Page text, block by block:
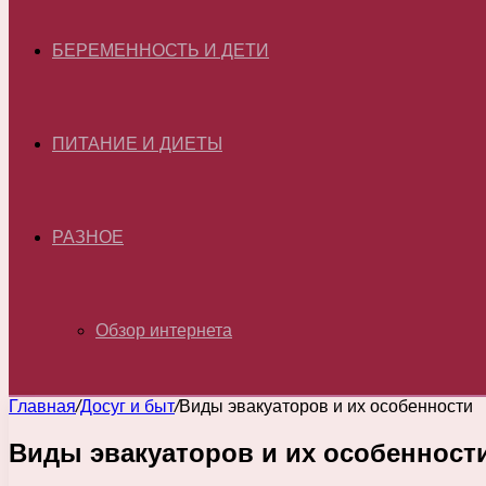
БЕРЕМЕННОСТЬ И ДЕТИ
ПИТАНИЕ И ДИЕТЫ
РАЗНОЕ
Обзор интернета
Главная/Досуг и быт/Виды эвакуаторов и их особенности
Виды эвакуаторов и их